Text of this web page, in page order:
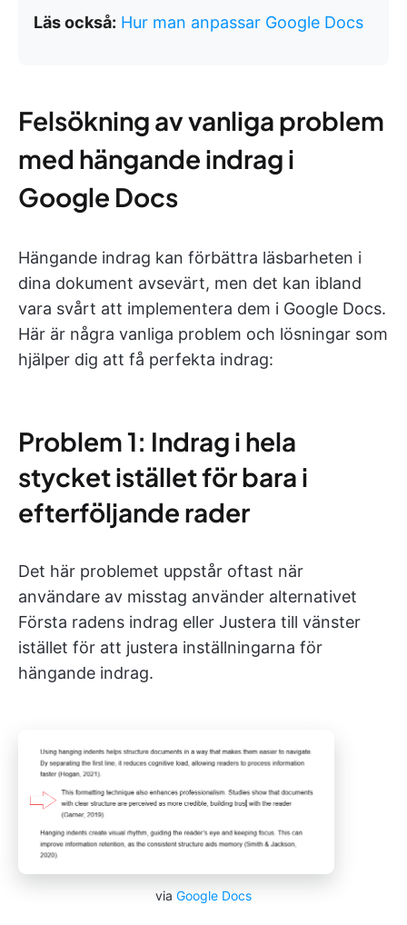
Läs också: Hur man anpassar Google Docs
Felsökning av vanliga problem
med hängande indrag i
Google Docs
Hängande indrag kan förbättra läsbarheten i
dina dokument avsevärt, men det kan ibland
vara svårt att implementera dem i Google Docs.
Här är några vanliga problem och lösningar som
hjälper dig att få perfekta indrag:
Problem 1: Indrag i hela
stycket istället för bara i
efterföljande rader
Det här problemet uppstår oftast när
användare av misstag använder alternativet
Första radens indrag eller Justera till vänster
istället för att justera inställningarna för
hängande indrag.
via Google Docs